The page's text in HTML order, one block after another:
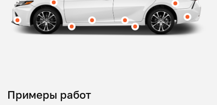
Примеры работ